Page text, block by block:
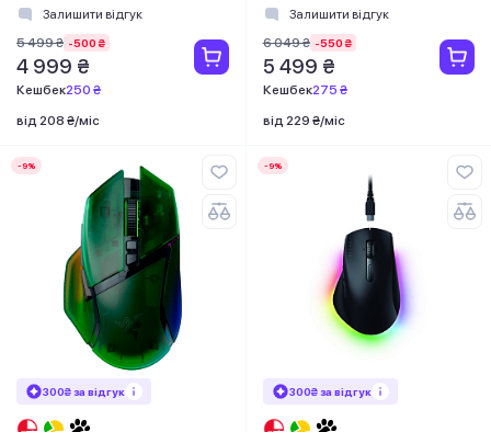
Залишити відгук
5 499 ₴ -500 ₴
4 999 ₴
Кешбек250 ₴
від 208 ₴/міс
05140100-R3G1)
Залишити відгук
6 049 ₴ -550 ₴
5 499 ₴
Кешбек275 ₴
від 229 ₴/міс
-9%
300₴ за відгук
-9%
300₴ за відгук